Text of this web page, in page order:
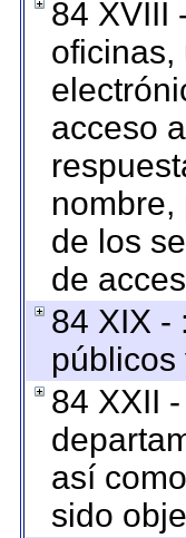
84 XVIII
oficinas,
acceso
de los
de
84 XIX -
públicos
84 XXII
así
sido